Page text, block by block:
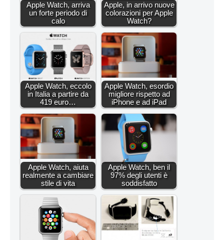
Apple Watch, arriva
un forte periodo di
calo
Apple, in arrivo nuove
colorazioni per Apple
Watch?
Apple Watch, eccolo
in Italia a partire da
419 euro…
Apple Watch, esordio
migliore rispetto ad
iPhone e ad iPad
Apple Watch, aiuta
realmente a cambiare
stile di vita
Apple Watch, ben il
97% degli utenti è
soddisfatto